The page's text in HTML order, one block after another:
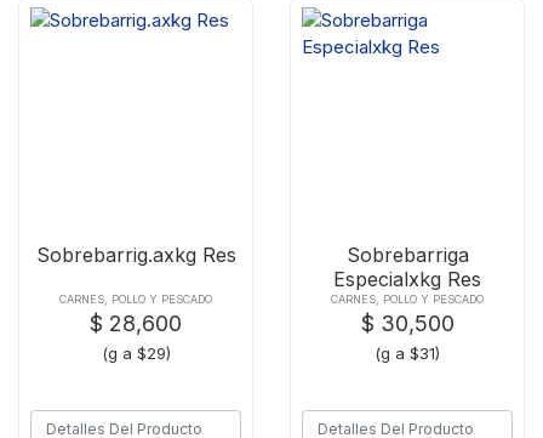
Sobrebarrig.axkg Res
CARNES, POLLO Y PESCADO
$ 28,600
(g a $29)
Sobrebarriga
Especialxkg Res
CARNES, POLLO Y PESCADO
$ 30,500
(g a $31)